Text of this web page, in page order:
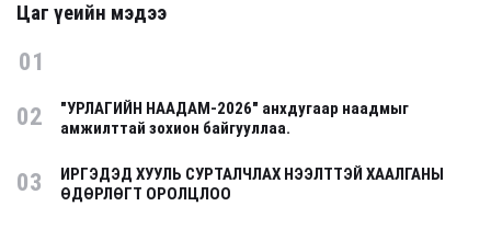
Цаг үеийн мэдээ
01
02
"УРЛАГИЙН НААДАМ-2026" анхдугаар наадмыг
амжилттай зохион байгууллаа.
03
ИРГЭДЭД ХУУЛЬ СУРТАЛЧЛАХ НЭЭЛТТЭЙ ХААЛГАНЫ
ӨДӨРЛӨГТ ОРОЛЦЛОО